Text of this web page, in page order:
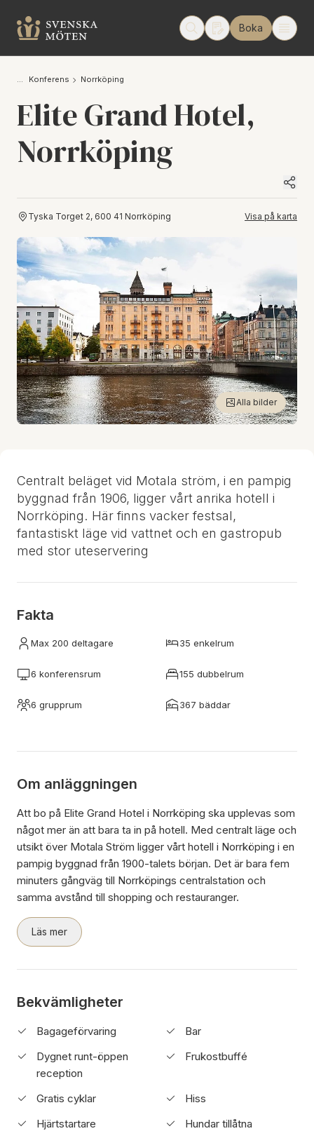
Boka
Konferens Norrköping
Elite Grand Hotel,
Norrköping
Tyska Torget 2, 600 41 Norrköping Visa på karta
Alla bilder
Centralt beläget vid Motala ström, i en pampig
byggnad från 1906, ligger vårt anrika hotell i
Norrköping. Här finns vacker festsal,
fantastiskt läge vid vattnet och en gastropub
med stor uteservering
Fakta
Max 200 deltagare 35 enkelrum
6 konferensrum 155 dubbelrum
6 grupprum 367 bäddar
Om anläggningen
Att bo på Elite Grand Hotel i Norrköping ska upplevas som
något mer än att bara ta in på hotell. Med centralt läge och
utsikt över Motala Ström ligger vårt hotell i Norrköping i en
pampig byggnad från 1900-talets början. Det är bara fem
minuters gångväg till Norrköpings centralstation och
samma avstånd till shopping och restauranger.
Läs mer
Bekvämligheter
Bagageförvaring
Bar
Dygnet runt-öppen
reception
Frukostbuffé
Gratis cyklar
Hiss
Hjärtstartare
Hundar tillåtna